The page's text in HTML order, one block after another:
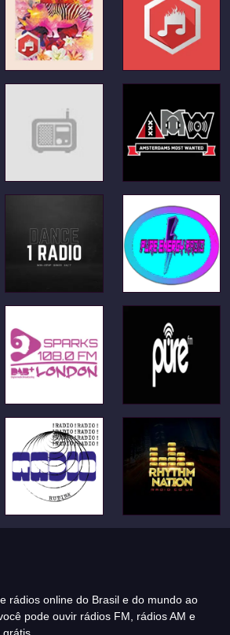
rádios online do Brasil e do mundo ao
pode ouvir rádios FM, rádios AM e